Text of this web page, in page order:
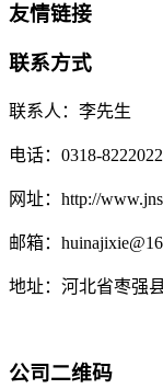
友情链接
联系方式
联系人：李先生
电话：0318-8222022
网址：http://
邮箱：
地址：河北省枣强
公司二维码